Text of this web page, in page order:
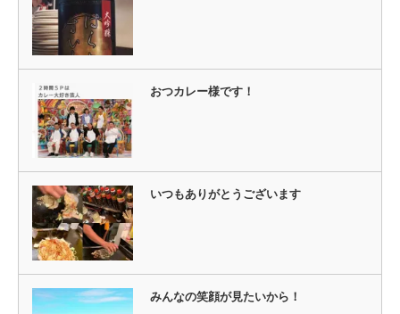
おつカレー様です！
いつもありがとうございます
みんなの笑顔が見たいから！